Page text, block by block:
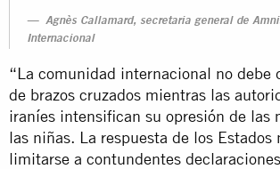
Agnès Callamard, secretaria general de
Internacional
“La comunidad internacional no debe
de brazos cruzados mientras las
iraníes intensifican su opresión de las
las niñas. La respuesta de los Estados
limitarse a contundentes